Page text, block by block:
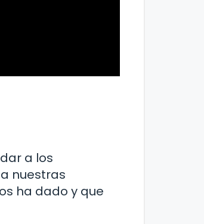
a los
nuestras
ha dado y que